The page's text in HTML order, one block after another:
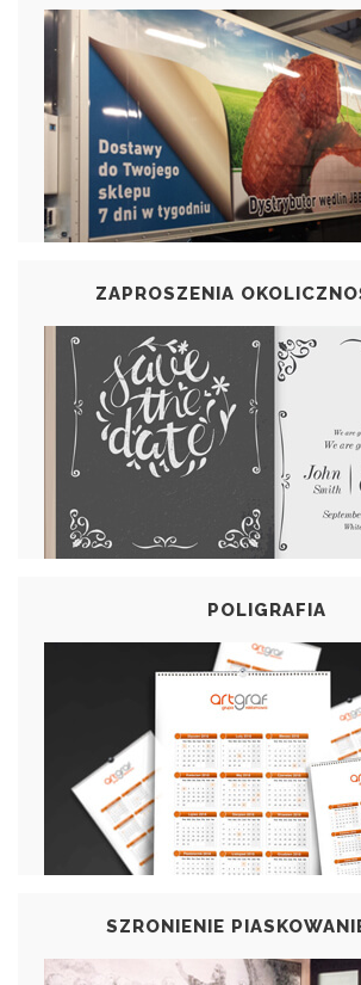
ZAPROSZENIA
POLIGRAFIA
SZRONIENIE